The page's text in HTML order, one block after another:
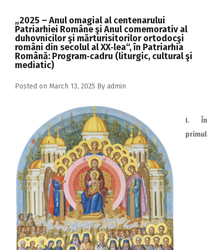
2017
2016
2015
2010
2009
„2025 – Anul omagial al centenarului
Patriarhiei Române şi Anul comemorativ al
duhovnicilor şi mărturisitorilor ortodocşi
români din secolul al XX‑lea“, în Patriarhia
Română: Program‑cadru (liturgic, cultural şi
mediatic)
Posted on March 13, 2025 By admin
I. În
primul